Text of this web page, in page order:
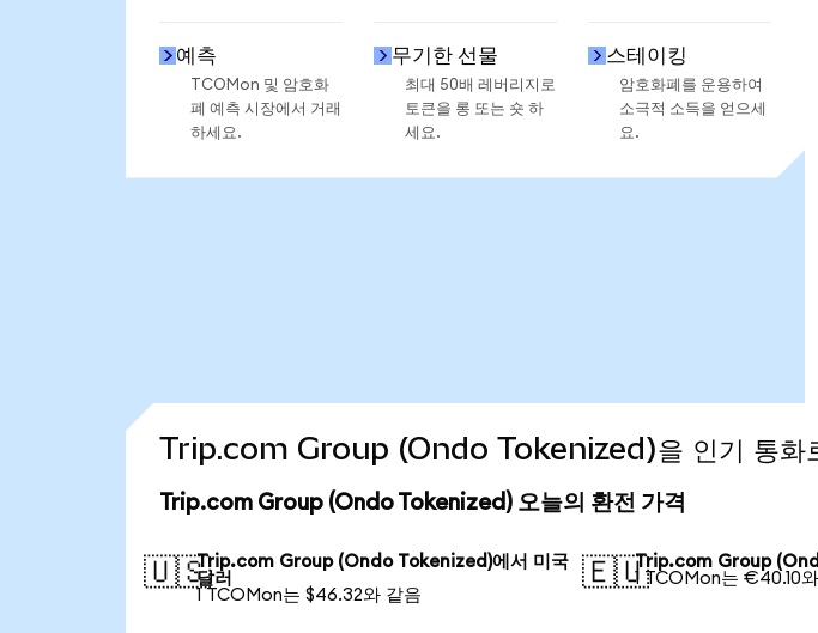
예측
TCOMon 및 암호화
폐 예측 시장에서 거래
하세요.
무기한 선물
최대 50배 레버리지로
토큰을 롱 또는 숏 하
세요.
스테이킹
암호화폐를 운용하여
소극적 소득을 얻으세
요.
Trip.com Group (Ondo Tokenized)을 인기 통화
Trip.com Group (Ondo Tokenized) 오늘의 환전 가격
🇺🇸Trip.com Group (Ondo Tokenized)에서 미국
달러
1 TCOMon는 $46.32와 같음
🇪🇺Trip.com Group
1 TCOMon는 €40.10